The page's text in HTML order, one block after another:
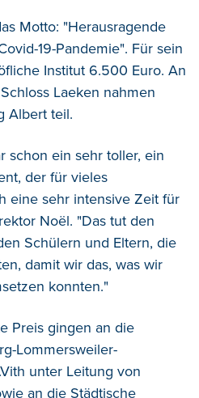
Motto: "Herausragende
19-Pandemie". Für sein
Institut 6.500 Euro. An
Laeken nahmen
Albert teil.
schon ein sehr toller, ein
, der für vieles
eine sehr intensive Zeit für
Noël. "Das tut den
Schülern und Eltern, die
, damit wir das, was wir
konnten."
Preis gingen an die
Lommersweiler-
unter Leitung von
an die Städtische